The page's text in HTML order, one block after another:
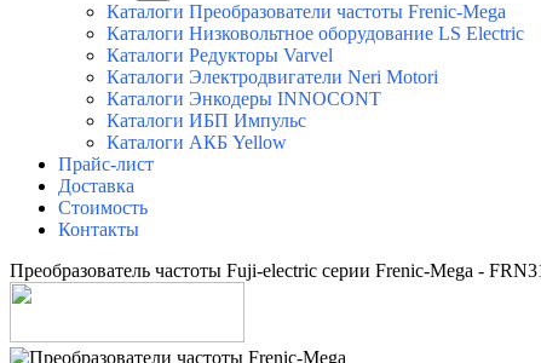
Каталоги Преобразователи частоты Frenic-Mega
Каталоги Низковольтное оборудование LS Electric
Каталоги Редукторы Varvel
Каталоги Электродвигатели Neri Motori
Каталоги Энкодеры INNOCONT
Каталоги ИБП Импульс
Каталоги АКБ Yellow
Прайс-лист
Доставка
Стоимость
Контакты
Преобразователь частоты Fuji-electric серии Frenic-Mega -